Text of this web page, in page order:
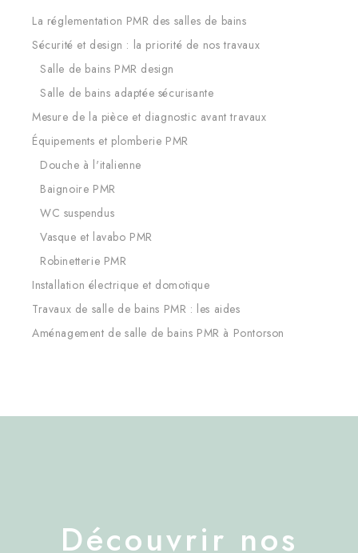
La réglementation PMR des salles de bains
Sécurité et design : la priorité de nos travaux
Salle de bains PMR design
Salle de bains adaptée sécurisante
Mesure de la pièce et diagnostic avant travaux
Équipements et plomberie PMR
Douche à l'italienne
Baignoire PMR
WC suspendus
Vasque et lavabo PMR
Robinetterie PMR
Installation électrique et domotique
Travaux de salle de bains PMR : les aides
Aménagement de salle de bains PMR à Pontorson
Découvrir nos